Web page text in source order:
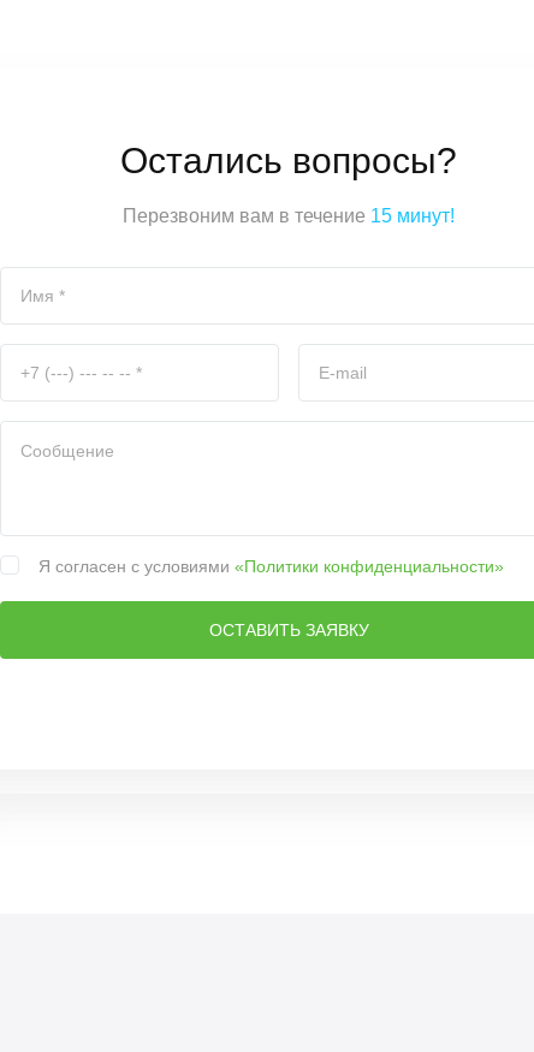
Остались вопросы?
Перезвоним вам в течение 15 минут!
Я согласен с условиями «Политики конфиденциальности»